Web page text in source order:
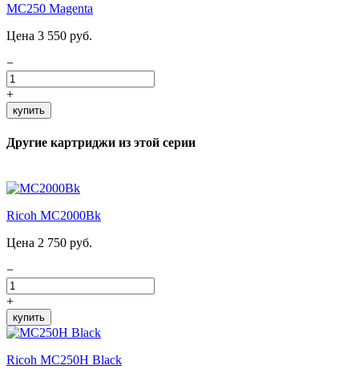
MC250 Magenta
Цена 3 550 руб.
−
+
купить
Другие картриджи из этой серии
Ricoh MC2000Bk
Цена 2 750 руб.
−
+
купить
Ricoh MC250H Black